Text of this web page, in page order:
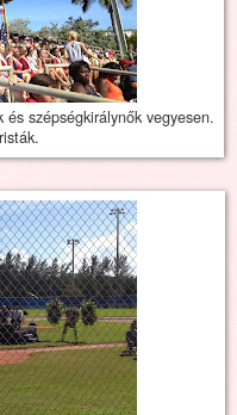
szépségkirálynők vegyesen.